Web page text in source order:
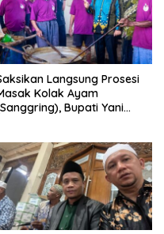
Langsung Prosesi
Kolak Ayam
Bupati Yani